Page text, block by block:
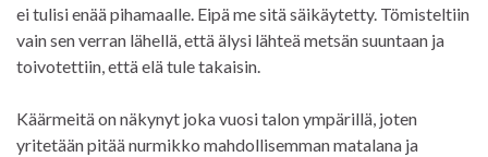
ei tulisi enää pihamaalle. Eipä me sitä säikäytetty. Tömisteltiin
vain sen verran lähellä, että älysi lähteä metsän suuntaan ja
toivotettiin, että elä tule takaisin.
Käärmeitä on näkynyt joka vuosi talon ympärillä, joten
yritetään pitää nurmikko mahdollisemman matalana ja